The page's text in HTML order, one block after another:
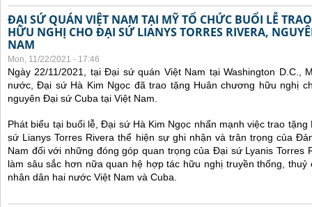
ĐẠI SỨ QUÁN VIỆT NAM TẠI MỸ TỔ CHỨC BUỔI LỄ
HỮU NGHỊ CHO ĐẠI SỨ LIANYS TORRES RIVERA,
NAM
Mon, 11/22/2021 - 17:46
Ngày 22/11/2021, tại Đại sứ quán Việt Nam tại Washington D.C.,
nước, Đại sứ Hà Kim Ngọc đã trao tặng Huân chương hữu nghị
nguyên Đại sứ Cuba tại Việt Nam.
Phát biểu tại buổi lễ, Đại sứ Hà Kim Ngọc nhấn mạnh việc trao
sứ Lianys Torres Rivera thể hiện sự ghi nhận và trân trọng của
Nam đối với những đóng góp quan trọng của Đại sứ Lyanis Torres
làm sâu sắc hơn nữa quan hệ hợp tác hữu nghị truyền thống,
nhân dân hai nước Việt Nam và Cuba.